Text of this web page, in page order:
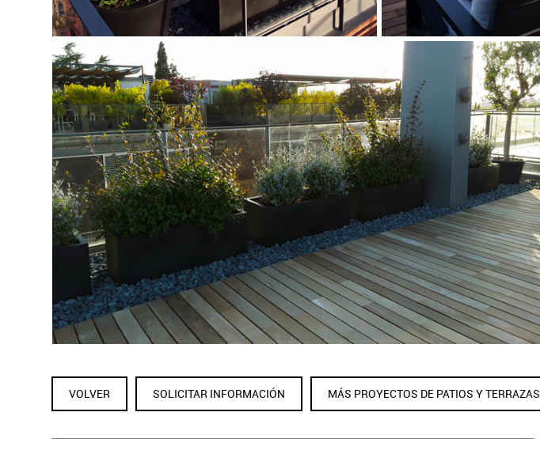
JARDINERO EN BELLATERRA
VOLVER SOLICITAR INFORMACIÓN MÁS PROYECTOS DE PATIOS Y TERRAZAS